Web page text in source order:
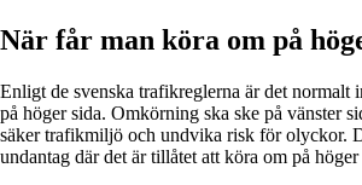
När får man köra om på
Enligt de svenska trafikreglerna är det normalt
på höger sida. Omkörning ska ske på vänster
säker trafikmiljö och undvika risk för olyckor.
undantag där det är tillåtet att köra om på höger